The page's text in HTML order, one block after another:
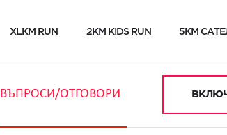
XLKM RUN 2KM KIDS RUN 5KM
ВЪПРОСИ/ОТГОВОРИ